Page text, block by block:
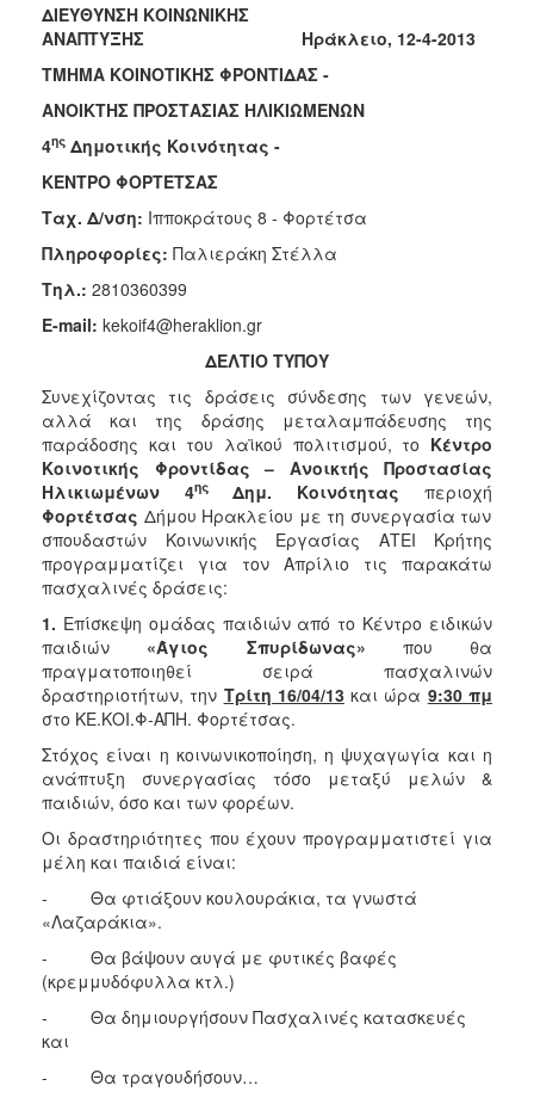
Κέντρα
Κοινοτικής
Φροντίδας
(Κ.Α.Π.Η.)
Κέντρα
Δημιουργικής
Απασχόλησης
Παιδιών
(Κ.Δ.Α.Π.)
Κέντρα
Φροντίδας
Ηλικιωμένων
Κ.Δ.Α.Π.Α.μεΑ.
Αδειοδότηση
&
Έλεγχος
Βρεφονηπιακών
Σταθμών
Δημοτικό
Ιατρείο
Ξενώνας
Φιλοξενίας
Γυναικών
Κέντρο
Κοινότητας
Κοινωνικό
Φαρμακείο
Κοινωνικό
Παντοπωλείο
Ισότητα
των
Φύλων
Υγεία
Αυτόματοι
Απινιδωτές
ΔΙΕΥΘΥΝΣΗ ΚΟΙΝΩΝΙΚΗΣ
ΑΝΑΠΤΥΞΗΣ Ηράκλειο, 12-4-2013
ΤΜΗΜΑ ΚΟΙΝΟΤΙΚΗΣ ΦΡΟΝΤΙΔΑΣ -
ΑΝΟΙΚΤΗΣ ΠΡΟΣΤΑΣΙΑΣ ΗΛΙΚΙΩΜΕΝΩΝ
4ης Δημοτικής Κοινότητας -
ΚΕΝΤΡΟ ΦΟΡΤΕΤΣΑΣ
Ταχ. Δ/νση: Ιπποκράτους 8 - Φορτέτσα
Πληροφορίες: Παλιεράκη Στέλλα
Τηλ.: 2810360399
E-mail: kekoif4@heraklion.gr
ΔΕΛΤΙΟ ΤΥΠΟΥ
Συνεχίζοντας τις δράσεις σύνδεσης των γενεών,
αλλά και της δράσης μεταλαμπάδευσης της
παράδοσης και του λαϊκού πολιτισμού, το Κέντρο
Κοινοτικής Φροντίδας – Ανοικτής Προστασίας
Ηλικιωμένων 4ης Δημ. Κοινότητας περιοχή
Φορτέτσας Δήμου Ηρακλείου με τη συνεργασία των
σπουδαστών Κοινωνικής Εργασίας ΑΤΕΙ Κρήτης
προγραμματίζει για τον Απρίλιο τις παρακάτω
πασχαλινές δράσεις:
1. Επίσκεψη ομάδας παιδιών από το Κέντρο ειδικών
παιδιών «Άγιος Σπυρίδωνας» που
θα
πραγματοποιηθεί σειρά πασχαλινών
δραστηριοτήτων, την Τρίτη 16/04/13και ώρα 9:30 πμ
στο ΚΕ.ΚΟΙ.Φ-ΑΠΗ. Φορτέτσας.
Στόχος είναι η κοινωνικοποίηση, η ψυχαγωγία και η
ανάπτυξη συνεργασίας τόσο μεταξύ μελών &
παιδιών, όσο και των φορέων.
Οι δραστηριότητες που έχουν προγραμματιστεί για
μέλη και παιδιά είναι:
- Θα φτιάξουν κουλουράκια, τα γνωστά
«Λαζαράκια».
- Θα βάψουν αυγά με φυτικές βαφές
(κρεμμυδόφυλλα κτλ.)
- Θα δημιουργήσουν Πασχαλινές κατασκευές
και
- Θα τραγουδήσουν…